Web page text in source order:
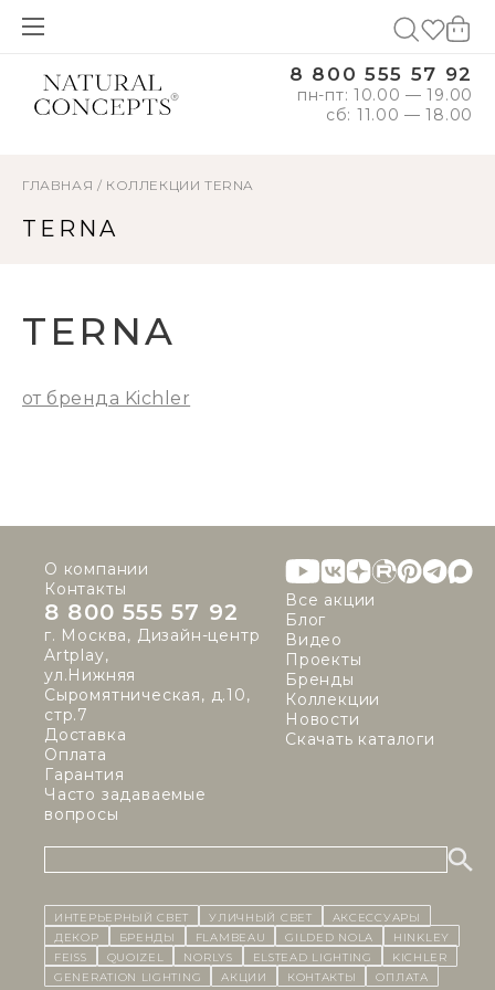
8 800 555 57 92
пн-пт: 10.00 — 19.00
сб: 11.00 — 18.00
ГЛАВНАЯ / КОЛЛЕКЦИИ TERNA
TERNA
TERNA
от бренда Kichler
О компании
Контакты
8 800 555 57 92
г. Москва, Дизайн-центр
Artplay,
ул.Нижняя
Сыромятническая, д.10,
стр.7
Доставка
Оплата
Гарантия
Часто задаваемые
вопросы
Все акции
Блог
Видео
Проекты
Бренды
Коллекции
Новости
Скачать каталоги
ИНТЕРЬЕРНЫЙ СВЕТ уличный СВЕТ
Аксессуары
декор
бренды Flambeau Gilded Nola
Hinkley
Feiss
Quoizel Norlys Elstead Lighting
Kichler
Generation Lighting
Акции контакты Оплата